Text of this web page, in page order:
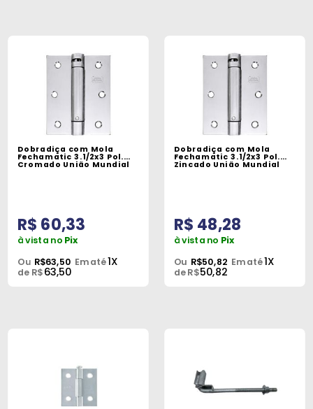
Dobradiça com Mola
Fechamatic 3.1/2x3 Pol.
Cromado União Mundial
R$ 60,33
à vista no Pix
Ou R$63,50 Em até1X
de R$63,50
Dobradiça com Mola
Fechamatic 3.1/2x3 Pol.
Zincado União Mundial
R$ 48,28
à vista no Pix
Ou R$50,82 Em até1X
de R$50,82